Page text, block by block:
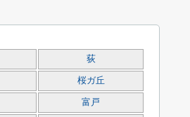
荻
桜ガ丘
富戸